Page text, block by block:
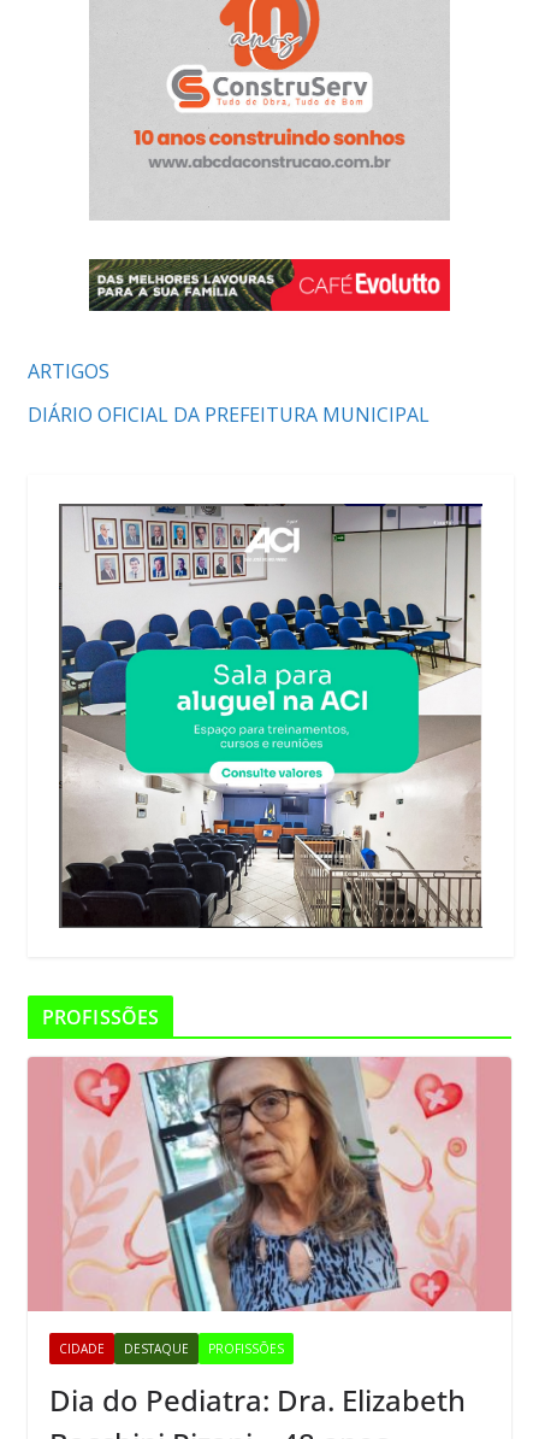
ARTIGOS
DIÁRIO OFICIAL DA PREFEITURA MUNICIPAL
PROFISSÕES
CIDADE DESTAQUE PROFISSÕES
Dia do Pediatra: Dra. Elizabeth